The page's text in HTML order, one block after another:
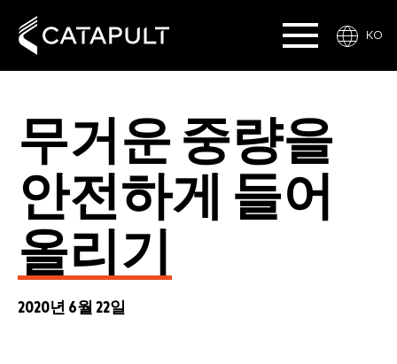
KO
무거운 중량을
안전하게 들어
올리기
2020년 6월 22일